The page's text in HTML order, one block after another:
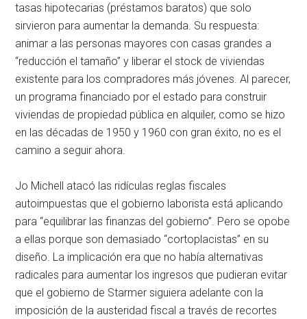
tasas hipotecarias (préstamos baratos) que solo
sirvieron para aumentar la demanda. Su respuesta:
animar a las personas mayores con casas grandes a
“reducción el tamaño” y liberar el stock de viviendas
existente para los compradores más jóvenes. Al parecer,
un programa financiado por el estado para construir
viviendas de propiedad pública en alquiler, como se hizo
en las décadas de 1950 y 1960 con gran éxito, no es el
camino a seguir ahora.
Jo Michell atacó las ridículas reglas fiscales
autoimpuestas que el gobierno laborista está aplicando
para “equilibrar las finanzas del gobierno”. Pero se opobe
a ellas porque son demasiado “cortoplacistas” en su
diseño. La implicación era que no había alternativas
radicales para aumentar los ingresos que pudieran evitar
que el gobierno de Starmer siguiera adelante con la
imposición de la austeridad fiscal a través de recortes